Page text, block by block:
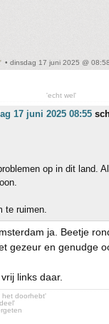
• dinsdag 17 juni 2025 @
'echt wel'
17 juni 2025 08:55
op in dit land.
te ruimen.
ja. Beetje
gezeur en genudge
links daar.
het doorhebt'